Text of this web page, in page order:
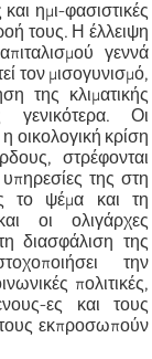
ημι-φασιστικές
τους. Η έλλειψη
γεννά
τον μισογυνισμό,
της κλιματικής
γενικότερα. Οι
οικολογική κρίση
στρέφονται
της στη
το ψέμα και τη
οι ολιγάρχες
διασφάλιση της
την
πολιτικές,
ες και τους
τους εκπροσωπούν